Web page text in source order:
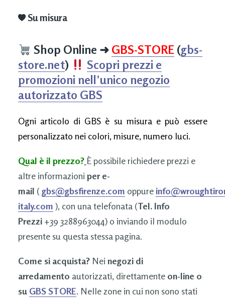
Su misura
Shop Online ➜ GBS-STORE (gbs-
store.net)
Scopri prezzi e
promozioni nell’unico negozio
autorizzato GBS
Ogni articolo di GBS è su misura e può essere
personalizzato nei colori, misure, numero luci.
Qual è il prezzo? È possibile richiedere prezzi e
altre informazioni per e-
mail ( gbs@gbsfirenze.com oppure
italy.com ), con una telefonata (Tel. Info
Prezzi+39 3288963044) o inviando il modulo
presente su questa stessa pagina.
Come si acquista?Nei negozi di
arredamento autorizzati, direttamente on-line o
su GBS STORE. Nelle zone in cui non sono stati